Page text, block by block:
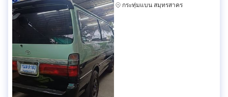
กระทุ่มแบน สมุทรสาคร